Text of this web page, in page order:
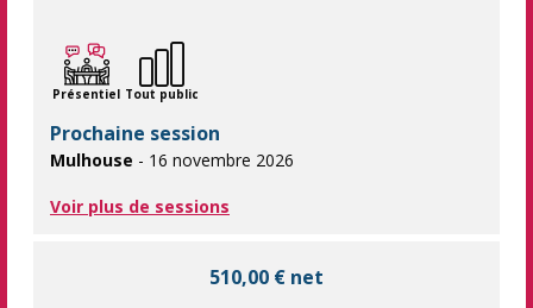
Présentiel Tout public
Prochaine session
Mulhouse - 16 novembre 2026
Voir plus de sessions
510,00 € net